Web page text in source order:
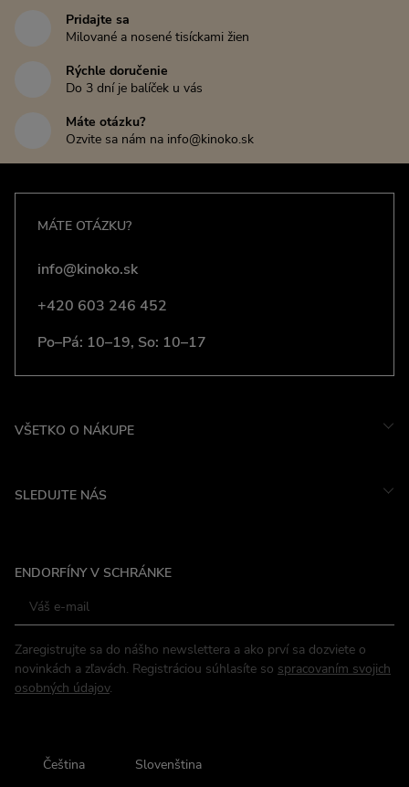
Pridajte sa
Milované a nosené tisíckami žien
Rýchle doručenie
Do 3 dní je balíček u vás
Máte otázku?
Ozvite sa nám na info@kinoko.sk
MÁTE OTÁZKU?
info@kinoko.sk
+420 603 246 452
Po–Pá: 10–19, So: 10–17
VŠETKO O NÁKUPE
SLEDUJTE NÁS
Facebook
ENDORFÍNY V SCHRÁNKE
Zaregistrujte sa do nášho newslettera a ako prví sa dozviete o
novinkách a zľavách. Registráciou súhlasíte so spracovaním svojich
osobných údajov.
Čeština Slovenština